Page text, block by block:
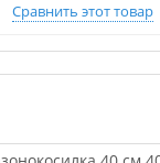
Сравнить этот товар